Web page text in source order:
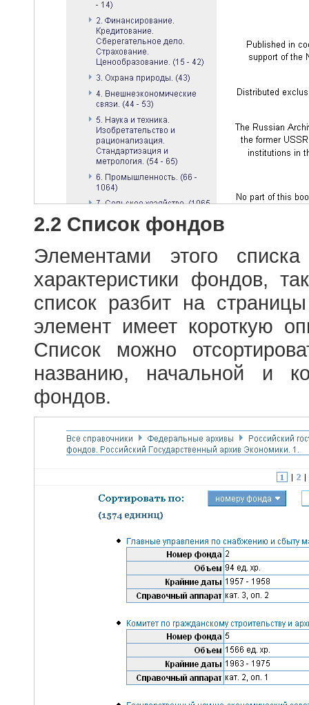
2.2 Список фондов
Элементами этого
характеристики фондов,
список разбит на
элемент имеет короткую
Список можно
названию, начальной и
фондов.